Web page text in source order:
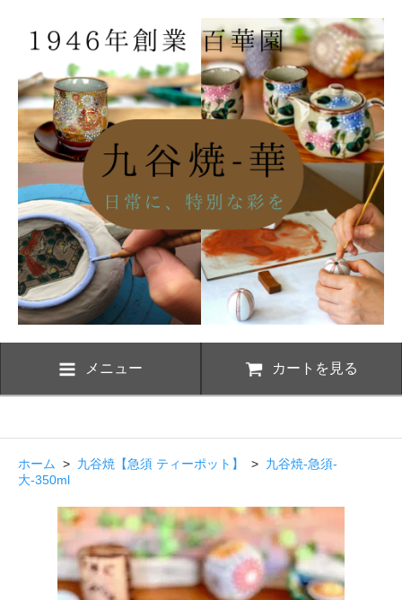
メニュー カートを見る
ホーム > 九谷焼【急須 ティーポット】 > 九谷焼-急須-
大-350ml